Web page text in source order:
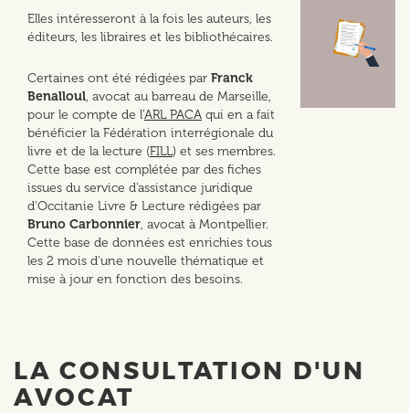
Elles intéresseront à la fois les auteurs, les
éditeurs, les libraires et les bibliothécaires.
Certaines ont été rédigées par Franck
Benalloul, avocat au barreau de Marseille,
pour le compte de l’ARL PACA qui en a fait
bénéficier la Fédération interrégionale du
livre et de la lecture (FILL) et ses membres.
Cette base est complétée par des fiches
issues du service d'assistance juridique
d'Occitanie Livre & Lecture rédigées par
Bruno Carbonnier, avocat à Montpellier.
Cette base de données est enrichies tous
les 2 mois d'une nouvelle thématique et
mise à jour en fonction des besoins.
LA CONSULTATION D'UN
AVOCAT